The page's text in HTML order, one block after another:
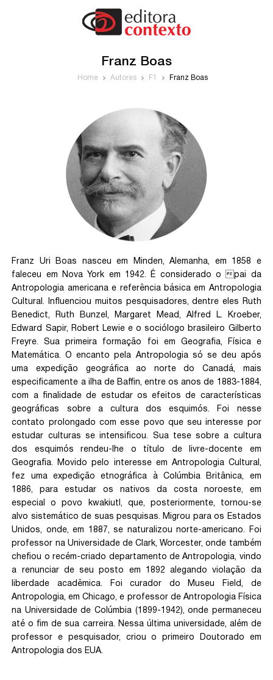
Franz Boas
Home Autores F1 Franz Boas
Franz Uri Boas nasceu em Minden, Alemanha, em 1858 e
faleceu em Nova York em 1942. É considerado o pai da
Antropologia americana e referência básica em Antropologia
Cultural. Influenciou muitos pesquisadores, dentre eles Ruth
Benedict, Ruth Bunzel, Margaret Mead, Alfred L. Kroeber,
Edward Sapir, Robert Lewie e o sociólogo brasileiro Gilberto
Freyre. Sua primeira formação foi em Geografia, Física e
Matemática. O encanto pela Antropologia só se deu após
uma expedição geográfica ao norte do Canadá, mais
especificamente a ilha de Baffin, entre os anos de 1883-1884,
com a finalidade de estudar os efeitos de características
geográficas sobre a cultura dos esquimós. Foi nesse
contato prolongado com esse povo que seu interesse por
estudar culturas se intensificou. Sua tese sobre a cultura
dos esquimós rendeu-lhe o título de livre-docente em
Geografia. Movido pelo interesse em Antropologia Cultural,
fez uma expedição etnográfica à Colúmbia Britânica, em
1886, para estudar os nativos da costa noroeste, em
especial o povo kwakiutl, que, posteriormente, tornou-se
alvo sistemático de suas pesquisas. Migrou para os Estados
Unidos, onde, em 1887, se naturalizou norte-americano. Foi
professor na Universidade de Clark, Worcester, onde também
chefiou o recém-criado departamento de Antropologia, vindo
a renunciar de seu posto em 1892 alegando violação da
liberdade acadêmica. Foi curador do Museu Field, de
Antropologia, em Chicago, e professor de Antropologia Física
na Universidade de Colúmbia (1899-1942), onde permaneceu
até o fim de sua carreira. Nessa última universidade, além de
professor e pesquisador, criou o primeiro Doutorado em
Antropologia dos EUA.